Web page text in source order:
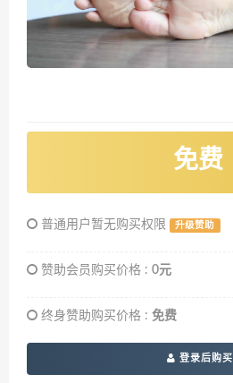
免费
普通用户暂无购买权限 升级赞助
赞助会员购买价格 : 0元
终身赞助购买价格 : 免费
登录后购买